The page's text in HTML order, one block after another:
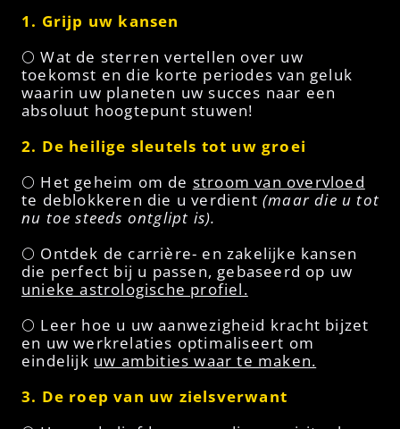
1. Grijp uw kansen
🌕 Wat de sterren vertellen over uw
toekomst en die korte periodes van geluk
waarin uw planeten uw succes naar een
absoluut hoogtepunt stuwen!
2. De heilige sleutels tot uw groei
🌕 Het geheim om de stroom van overvloed
te deblokkeren die u verdient (maar die u tot
nu toe steeds ontglipt is).
🌕 Ontdek de carrière- en zakelijke kansen
die perfect bij u passen, gebaseerd op uw
unieke astrologische profiel.
🌕 Leer hoe u uw aanwezigheid kracht bijzet
en uw werkrelaties optimaliseert om
eindelijk uw ambities waar te maken.
3. De roep van uw zielsverwant